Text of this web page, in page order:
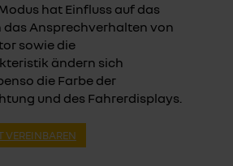
hat Einfluss auf das
das Ansprechverhalten von
sowie die
ändern sich
die Farbe der
und des Fahrerdisplays.
VEREINBAREN